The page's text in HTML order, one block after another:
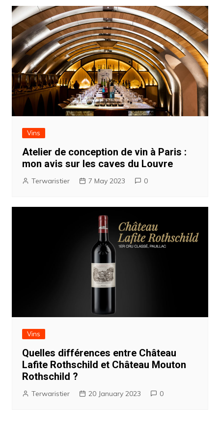
Vins
Atelier de conception de vin à Paris :
mon avis sur les caves du Louvre
Terwaristier 7 May 2023 0
Vins
Quelles différences entre Château
Lafite Rothschild et Château Mouton
Rothschild ?
Terwaristier 20 January 2023 0